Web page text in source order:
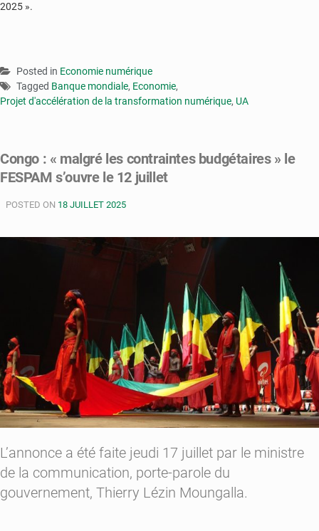
2025 ».
Posted in Economie numérique
Tagged Banque mondiale, Economie,
Projet d'accélération de la transformation numérique, UA
Congo : « malgré les contraintes budgétaires » le
FESPAM s’ouvre le 12 juillet
POSTED ON 18 JUILLET 2025
L’annonce a été faite jeudi 17 juillet par le ministre
de la communication, porte-parole du
gouvernement, Thierry Lézin Moungalla.